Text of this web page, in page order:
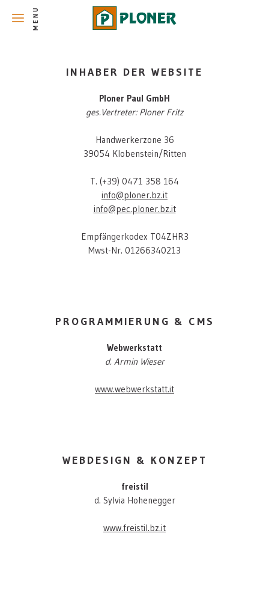
INHABER DER WEBSITE
Ploner Paul GmbH
ges.Vertreter: Ploner Fritz
Handwerkerzone 36
39054 Klobenstein/Ritten
T. (+39) 0471 358 164
info@ploner.bz.it
info@pec.ploner.bz.it
Empfängerkodex T04ZHR3
Mwst-Nr. 01266340213
PROGRAMMIERUNG & CMS
Webwerkstatt
d. Armin Wieser
www.webwerkstatt.it
WEBDESIGN & KONZEPT
freistil
d. Sylvia Hohenegger
www.freistil.bz.it